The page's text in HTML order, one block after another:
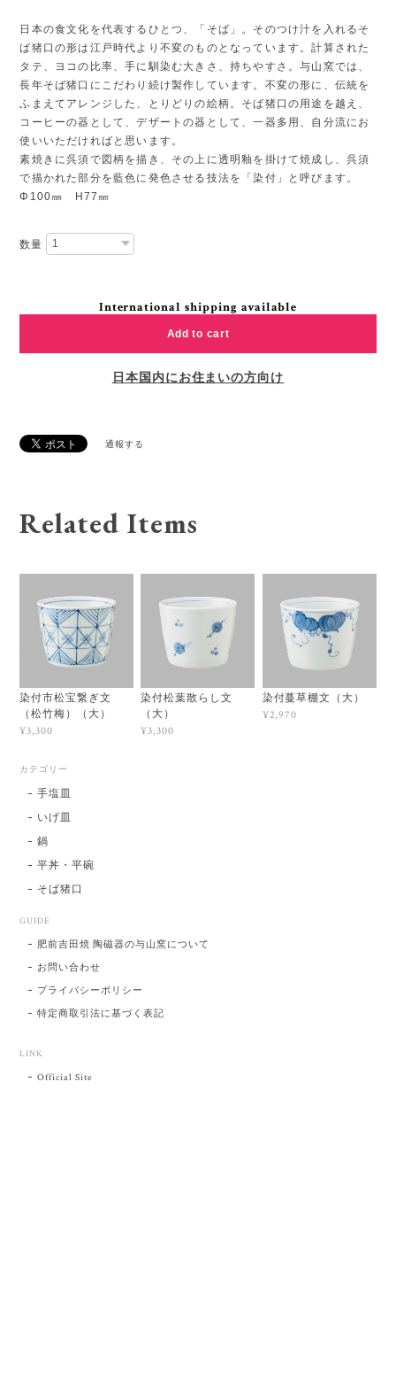
日本の食文化を代表するひとつ、「そば」。そのつけ汁を入れるそ
ば猪口の形は江戸時代より不変のものとなっています。計算された
タテ、ヨコの比率、手に馴染む大きさ、持ちやすさ。与山窯では、
長年そば猪口にこだわり続け製作しています。不変の形に、伝統を
ふまえてアレンジした、とりどりの絵柄。そば猪口の用途を越え、
コーヒーの器として、デザートの器として、一器多用、自分流にお
使いいただければと思います。
素焼きに呉須で図柄を描き、その上に透明釉を掛けて焼成し、呉須
で描かれた部分を藍色に発色させる技法を「染付」と呼びます。
Φ100㎜ H77㎜
数量
International shipping available
Add to cart
日本国内にお住まいの方向け
通報する
Related Items
染付市松宝繋ぎ文
（松竹梅）（大）
¥3,300
染付松葉散らし文
（大）
¥3,300
染付蔓草棚文（大）
¥2,970
カテゴリー
手塩皿
いげ皿
鍋
平丼・平碗
そば猪口
GUIDE
肥前吉田焼 陶磁器の与山窯について
お問い合わせ
プライバシーポリシー
特定商取引法に基づく表記
LINK
Official Site